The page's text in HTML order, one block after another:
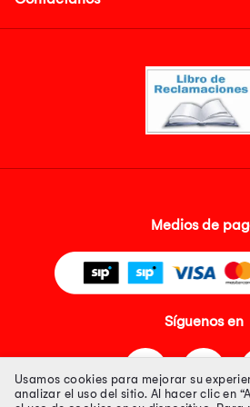
Medios de
Síguenos en
Usamos cookies para mejorar su
analizar el uso del sitio. Al hacer clic en